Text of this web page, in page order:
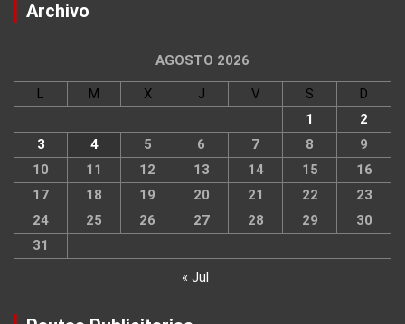
Archivo
AGOSTO 2026
L M X J V S
D
1
2
3
4 5 6 7 8
9
10
11 12 13 14 15
16
17
18 19 20 21 22
23
24
25 26 27 28 29
30
31
« Jul